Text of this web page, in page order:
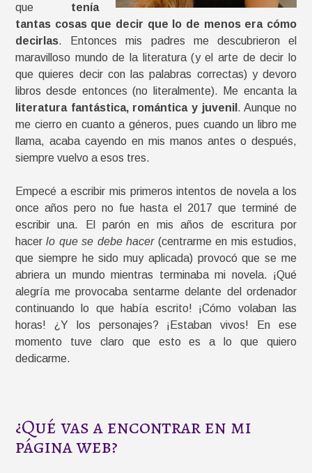
que tenía
tantas cosas que decir que lo de menos era cómo
decirlas. Entonces mis padres me descubrieron el
maravilloso mundo de la literatura (y el arte de decir lo
que quieres decir con las palabras correctas) y devoro
libros desde entonces (no literalmente). Me encanta la
literatura fantástica, romántica y juvenil . Aunque no
me cierro en cuanto a géneros, pues cuando un libro me
llama, acaba cayendo en mis manos antes o después,
siempre vuelvo a esos tres.
Empecé a escribir mis primeros intentos de novela a los
once años pero no fue hasta el 2017 que terminé de
escribir una. El parón en mis años de escritura por
hacerlo que se debe hacer (centrarme en mis estudios,
que siempre he sido muy aplicada) provocó que se me
abriera un mundo mientras terminaba mi novela. ¡Qué
alegría me provocaba sentarme delante del ordenador
continuando lo que había escrito! ¡Cómo volaban las
horas! ¿Y los personajes? ¡Estaban vivos! En ese
momento tuve claro que esto es a lo que quiero
dedicarme.
¿Qué vas a encontrar en mi
página web?